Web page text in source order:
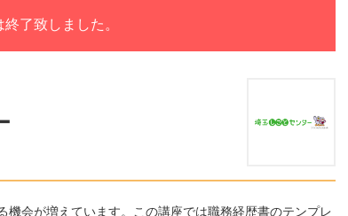
了致しました。
会が増えています。この講座では職務経歴書のテンプレ